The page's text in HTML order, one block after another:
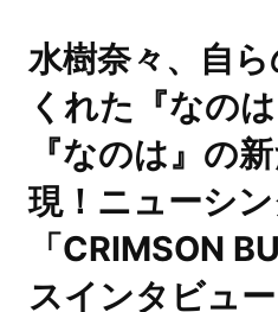
水樹奈々、自
くれた『なの
『なのは』の
現！ニューシ
「CRIMSON
スインタビュ